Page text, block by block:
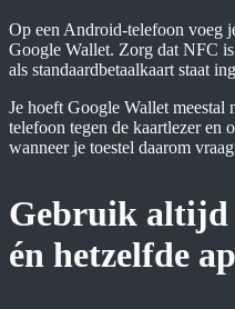
Op een Android-telefoon voeg
Google Wallet. Zorg dat NFC
als standaardbetaalkaart staat
Je hoeft Google Wallet
telefoon tegen de kaartlezer en
wanneer je toestel daarom
Gebruik altijd
én hetzelfde